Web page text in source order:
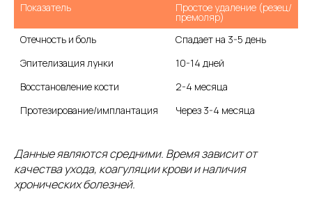
Показатель Простое удаление (резец/
премоляр)
Отечность и боль
Спадает на 3-5 день
Эпителизация лунки
10-14 дней
Восстановление кости
2-4 месяца
Протезирование/имплантация
Через 3-4 месяца
Данные являются средними. Время зависит от
качества ухода, коагуляции крови и наличия
хронических болезней.